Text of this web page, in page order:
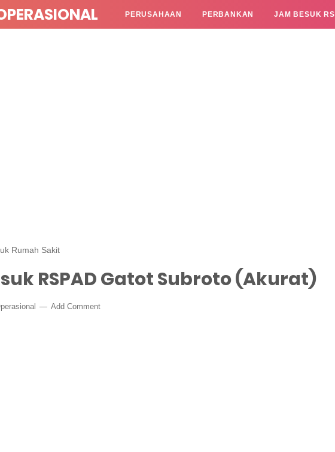
PERUSAHAAN PERBANKAN JAM BESUK RS
Rumah Sakit
RSPAD Gatot Subroto (Akurat)
Add Comment